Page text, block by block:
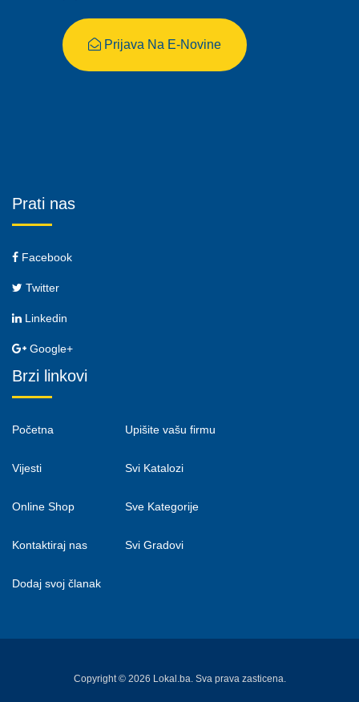
Prijava Na E-Novine
Prati nas
Facebook
Twitter
Linkedin
Google+
Brzi linkovi
Početna
Vijesti
Online Shop
Kontaktiraj nas
Dodaj svoj članak
Upišite vašu firmu
Svi Katalozi
Sve Kategorije
Svi Gradovi
Copyright © 2026 Lokal.ba. Sva prava zasticena.